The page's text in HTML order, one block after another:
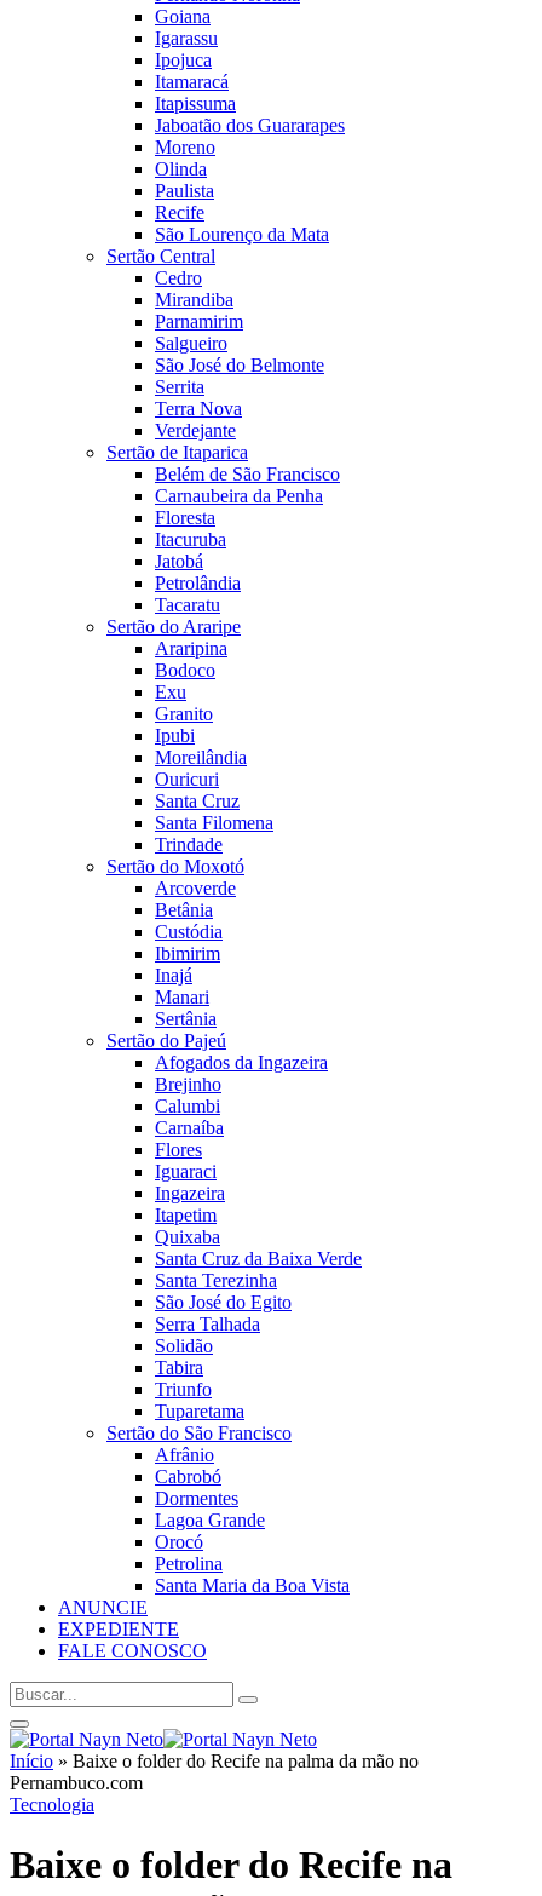
Goiana
Igarassu
Ipojuca
Itamaracá
Itapissuma
Jaboatão dos Guararapes
Moreno
Olinda
Paulista
Recife
São Lourenço da Mata
Sertão Central
Cedro
Mirandiba
Parnamirim
Salgueiro
São José do Belmonte
Serrita
Terra Nova
Verdejante
Sertão de Itaparica
Belém de São Francisco
Carnaubeira da Penha
Floresta
Itacuruba
Jatobá
Petrolândia
Tacaratu
Sertão do Araripe
Araripina
Bodoco
Exu
Granito
Ipubi
Moreilândia
Ouricuri
Santa Cruz
Santa Filomena
Trindade
Sertão do Moxotó
Arcoverde
Betânia
Custódia
Ibimirim
Inajá
Manari
Sertânia
Sertão do Pajeú
Afogados da Ingazeira
Brejinho
Calumbi
Carnaíba
Flores
Iguaraci
Ingazeira
Itapetim
Quixaba
Santa Cruz da Baixa Verde
Santa Terezinha
São José do Egito
Serra Talhada
Solidão
Tabira
Triunfo
Tuparetama
Sertão do São Francisco
Afrânio
Cabrobó
Dormentes
Lagoa Grande
Orocó
Petrolina
Santa Maria da Boa Vista
ANUNCIE
EXPEDIENTE
FALE CONOSCO
Início » Baixe o folder do Recife na palma da mão no
Pernambuco.com
Tecnologia
Baixe o folder do Recife na